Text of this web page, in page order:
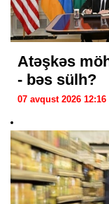
Atəşkəs
- bəs sülh?
07 avqust 2026 12:16